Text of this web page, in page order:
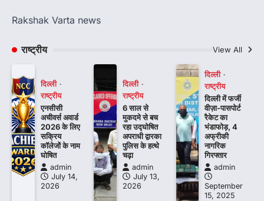
Rakshak Varta news
राष्ट्रीय View All
दिल्ली
राष्ट्रीय
एनसीसी
अचीवर्स अवार्ड
2026 के लिए
सक्रिय
कॉलेजों के नाम
घोषित
admin
July 14,
2026
दिल्ली
राष्ट्रीय
6 साल से
मुकदमे से बच
रहा उद्घोषित
अपराधी द्वारका
पुलिस के हत्थे
चढ़ा
admin
July 13,
2026
दिल्ली
राष्ट्रीय
दिल्ली में फर्जी
वीज़ा-पासपोर्ट
रैकेट का
भंडाफोड़, 4
अफ्रीकी
नागरिक
गिरफ्तार
admin
September
15, 2025